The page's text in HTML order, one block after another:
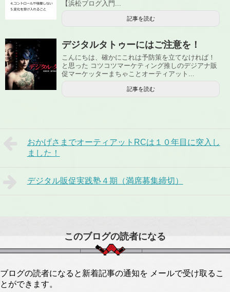
【浜松ブログ入門...
記事を読む
デジタルタトゥーにはご注意を！
こんにちは、確かにこれは予防策を立てなければ！
と思った コツコツマーケティング推しのデジアナ販
促マーケッターまちゃことオーティアット...
記事を読む
おかげさまでオーティアットRCは１０年目に突入し
ました！
デジタル販促実践塾４期（満席募集締切）
このブログの読者になる
ブログの読者になると新着記事の通知を メールで受け取るこ
とができます。